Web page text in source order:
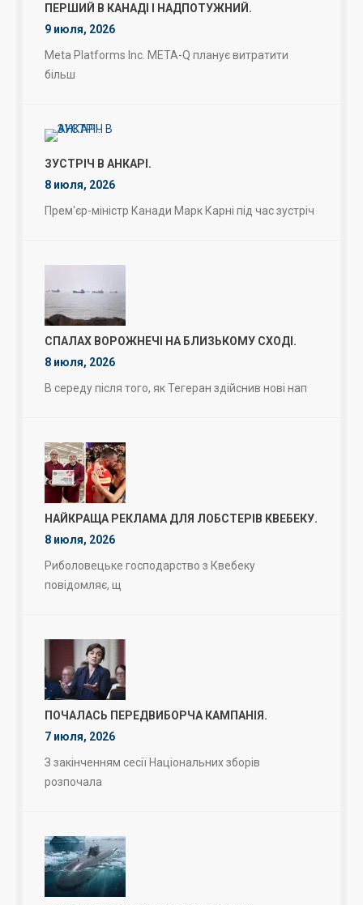
ПЕРШИЙ В КАНАДІ І НАДПОТУЖНИЙ.
9 июля, 2026
Meta Platforms Inc. META-Q планує витратити
більш
ЗУСТРІЧ В АНКАРІ.
8 июля, 2026
Прем'єр-міністр Канади Марк Карні під час зустріч
СПАЛАХ ВОРОЖНЕЧІ НА БЛИЗЬКОМУ СХОДІ.
8 июля, 2026
В середу після того, як Тегеран здійснив нові нап
НАЙКРАЩА РЕКЛАМА ДЛЯ ЛОБСТЕРІВ КВЕБЕКУ.
8 июля, 2026
Риболовецьке господарство з Квебеку
повідомляє, щ
ПОЧАЛАСЬ ПЕРЕДВИБОРЧА КАМПАНІЯ.
7 июля, 2026
З закінченням сесії Національних зборів
розпочала